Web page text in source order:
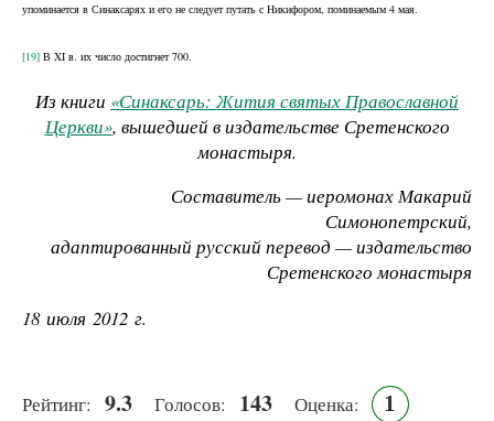
упоминается в Синаксарях и его не следует путать с Никифором, поминаемым 4 мая.
[19] В XI в. их число достигнет 700.
Из книги «Синаксарь: Жития святых Православной
Церкви», вышедшей в издательстве Сретенского
монастыря.
Составитель — иеромонах Макарий
Симонопетрский,
адаптированный русский перевод — издательство
Сретенского монастыря
18 июля 2012 г.
Рейтинг: 9.3 Голосов: 143 Оценка: 1